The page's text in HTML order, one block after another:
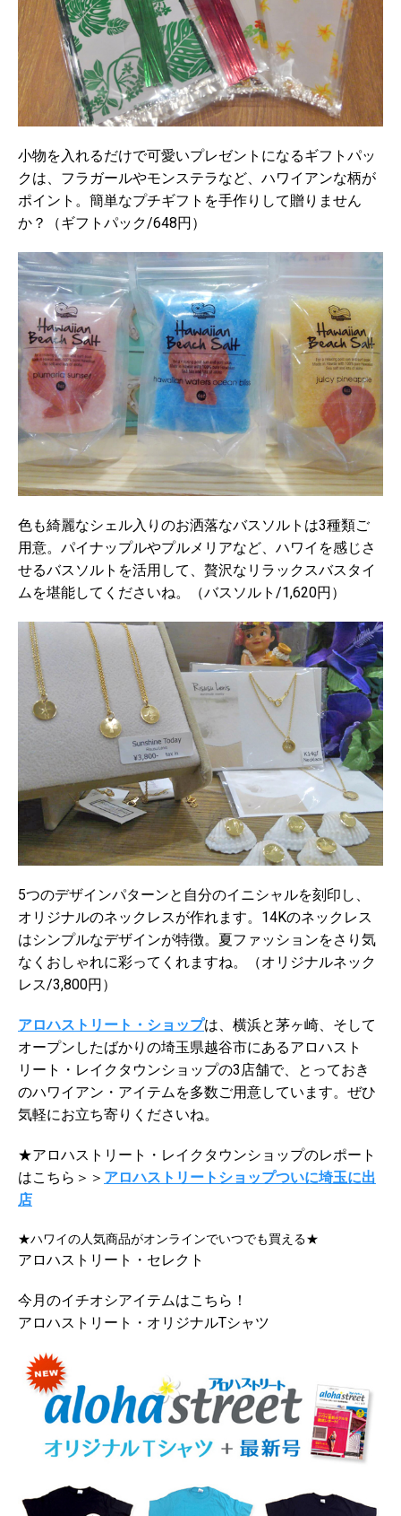
小物を入れるだけで可愛いプレゼントになるギフトパッ
クは、フラガールやモンステラなど、ハワイアンな柄が
ポイント。簡単なプチギフトを手作りして贈りません
か？（ギフトパック/648円）
色も綺麗なシェル入りのお洒落なバスソルトは3種類ご
用意。パイナップルやプルメリアなど、ハワイを感じさ
せるバスソルトを活用して、贅沢なリラックスバスタイ
ムを堪能してくださいね。（バスソルト/1,620円）
5つのデザインパターンと自分のイニシャルを刻印し、
オリジナルのネックレスが作れます。14Kのネックレス
はシンプルなデザインが特徴。夏ファッションをさり気
なくおしゃれに彩ってくれますね。（オリジナルネック
レス/3,800円）
アロハストリート・ショップは、横浜と茅ヶ崎、そして
オープンしたばかりの埼玉県越谷市にあるアロハスト
リート・レイクタウンショップの3店舗で、とっておき
のハワイアン・アイテムを多数ご用意しています。ぜひ
気軽にお立ち寄りくださいね。
★アロハストリート・レイクタウンショップのレポート
はこちら＞＞ アロハストリートショップついに埼玉に出
店
★ハワイの人気商品がオンラインでいつでも買える★
アロハストリート・セレクト
今月のイチオシアイテムはこちら！
アロハストリート・オリジナルTシャツ